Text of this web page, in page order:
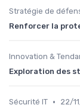
Stratégie de
Renforcer la
Innovation &
Exploration des
Sécurité IT •
22/